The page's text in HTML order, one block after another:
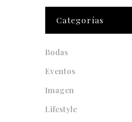
Categorías
Bodas
Eventos
Imagen
Lifestyle